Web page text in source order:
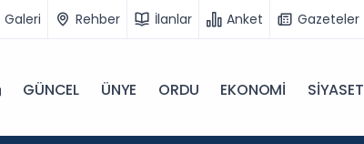
Galeri Rehber İlanlar Anket Gazeteler
GÜNCEL ÜNYE ORDU EKONOMİ SİYASET